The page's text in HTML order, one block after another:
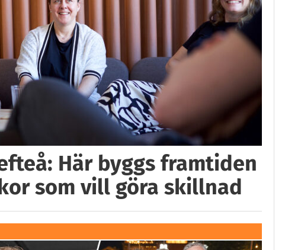
Här byggs framtiden
som vill göra skillnad